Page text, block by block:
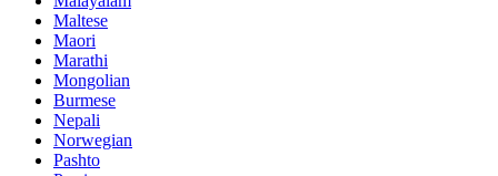
Maltese
Maori
Marathi
Mongolian
Burmese
Nepali
Norwegian
Pashto